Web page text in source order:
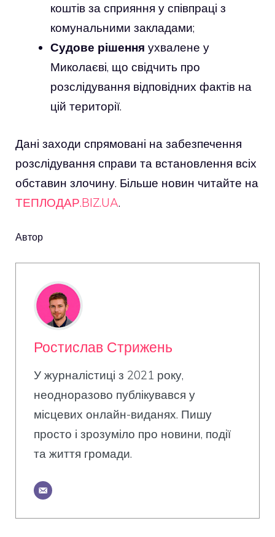
коштів за сприяння у співпраці з
комунальними закладами;
Судове рішення ухвалене у
Миколаєві, що свідчить про
розслідування відповідних фактів на
цій території.
Дані заходи спрямовані на забезпечення
розслідування справи та встановлення всіх
обставин злочину. Більше новин читайте на
ТЕПЛОДАР.BIZ.UA.
Автор
Ростислав Стрижень
У журналістиці з 2021 року,
неодноразово публікувався у
місцевих онлайн-виданях. Пишу
просто і зрозуміло про новини, події
та життя громади.